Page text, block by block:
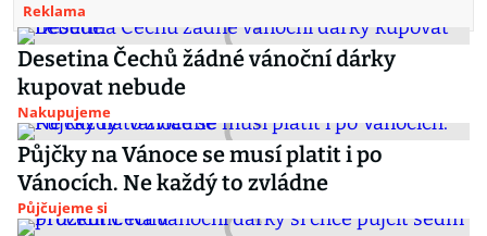
Reklama
Desetina Čechů žádné vánoční dárky
kupovat nebude
Nakupujeme
Půjčky na Vánoce se musí platit i po
Vánocích. Ne každý to zvládne
Půjčujeme si